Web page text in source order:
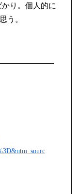
り。個人的に
う。